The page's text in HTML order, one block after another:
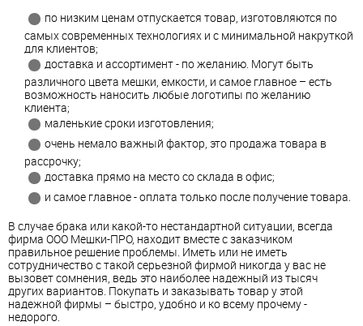
по низким ценам отпускается товар, изготовляются по
самых современных технологиях и с минимальной накруткой
для клиентов;
доставка и ассортимент - по желанию. Могут быть
различного цвета мешки, емкости, и самое главное – есть
возможность наносить любые логотипы по желанию
клиента;
маленькие сроки изготовления;
очень немало важный фактор, это продажа товара в
рассрочку;
доставка прямо на место со склада в офис;
и самое главное - оплата только после получение товара.
В случае брака или какой-то нестандартной ситуации, всегда
фирма ООО Мешки-ПРО, находит вместе с заказчиком
правильное решение проблемы. Иметь или не иметь
сотрудничество с такой серьезной фирмой никогда у вас не
вызовет сомнения, ведь это наиболее надежный из тысяч
других вариантов. Покупать и заказывать товар у этой
надежной фирмы – быстро, удобно и ко всему прочему -
недорого.